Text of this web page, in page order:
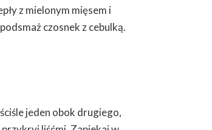
z mielonym mięsem i
czosnek z cebulką.
jeden obok drugiego,